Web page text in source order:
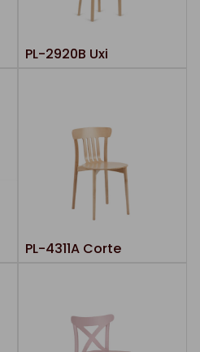
PL-2920B Uxi
PL-4311A Corte